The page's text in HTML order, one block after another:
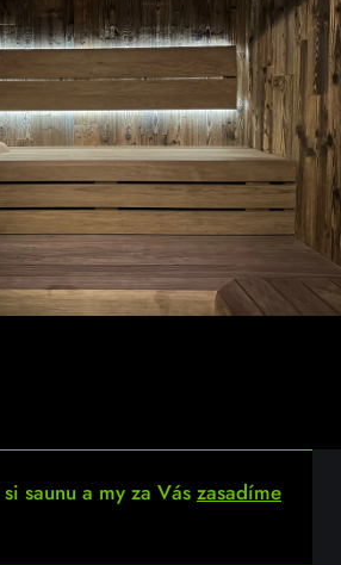
saunu a my za Vás zasadíme